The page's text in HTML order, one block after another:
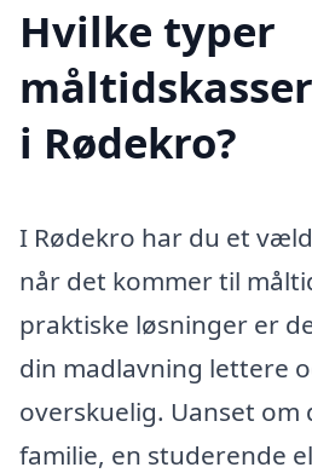
Hvilke typer
i Rødekro?
I Rødekro har du et
når det kommer til
praktiske løsninger er
din madlavning lettere
overskuelig. Uanset om
familie, en studerende